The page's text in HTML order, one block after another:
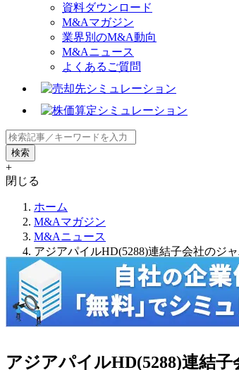
資料ダウンロード
M&Aマガジン
業界別のM&A動向
M&Aニュース
よくあるご質問
+
閉じる
ホーム
M&Aマガジン
M&Aニュース
アジアパイルHD(5288)連結子会社のジ
アジアパイルHD(5288)連結